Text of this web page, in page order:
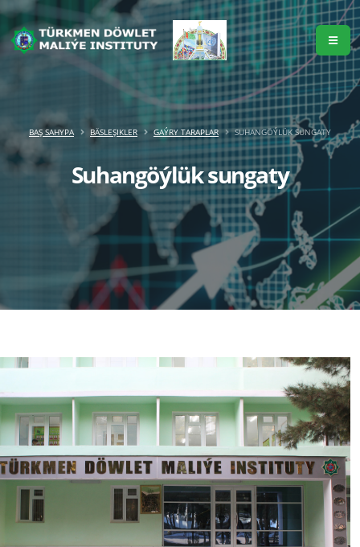
Suhangöýlük sungaty
BAŞ SAHYPA BÄSLEŞIKLER GAÝRY TARAPLAR SUHANGÖÝLÜK SUNGATY